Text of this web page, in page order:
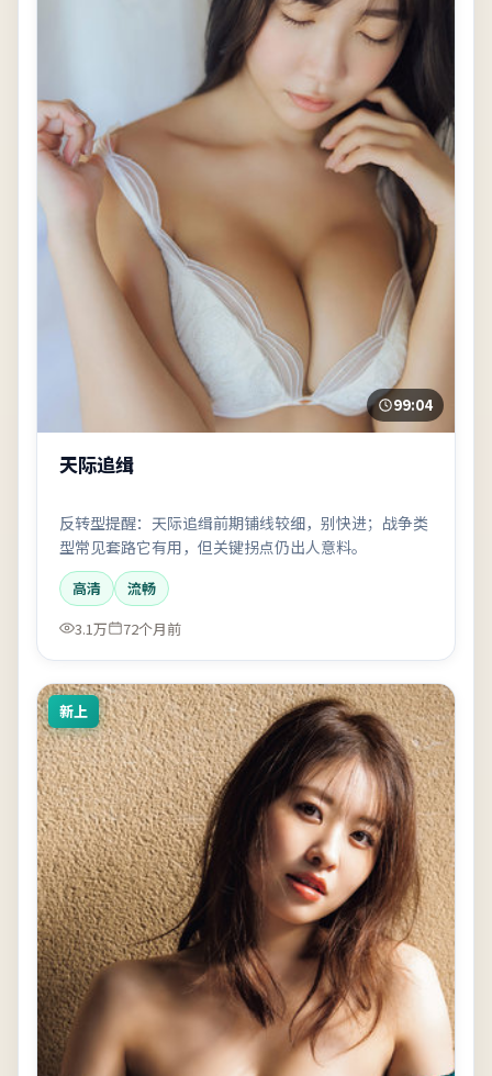
99:04
天际追缉
反转型提醒：天际追缉前期铺线较细，别快进；战争类
型常见套路它有用，但关键拐点仍出人意料。
高清
流畅
3.1万
72个月前
新上